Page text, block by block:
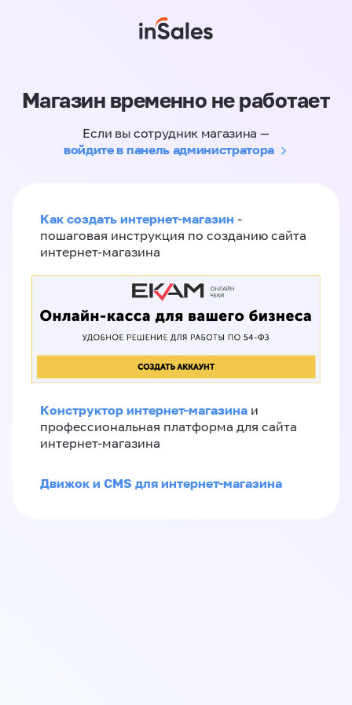
Магазин временно не работает
Если вы сотрудник магазина —
войдите в панель администратора
Как создать интернет-магазин -
пошаговая инструкция по созданию сайта
интернет-магазина
Конструктор интернет-магазина и
профессиональная платформа для сайта
интернет-магазина
Движок и CMS для интернет-магазина